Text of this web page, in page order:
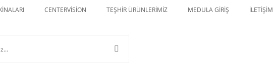
CENTERVİSİON TEŞHİR ÜRÜNLERİMİZ MEDULA GİRİŞ İLETİŞİM